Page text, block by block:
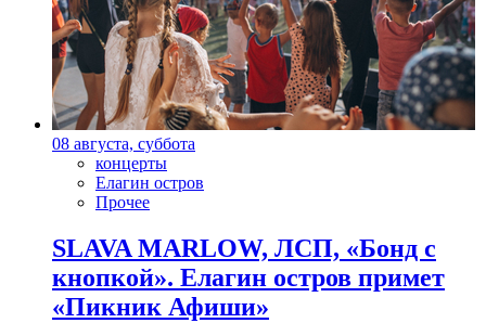
08 августа, суббота
концерты
Елагин остров
Прочее
SLAVA MARLOW, ЛСП, «Бонд с
кнопкой». Елагин остров примет
«Пикник Афиши»